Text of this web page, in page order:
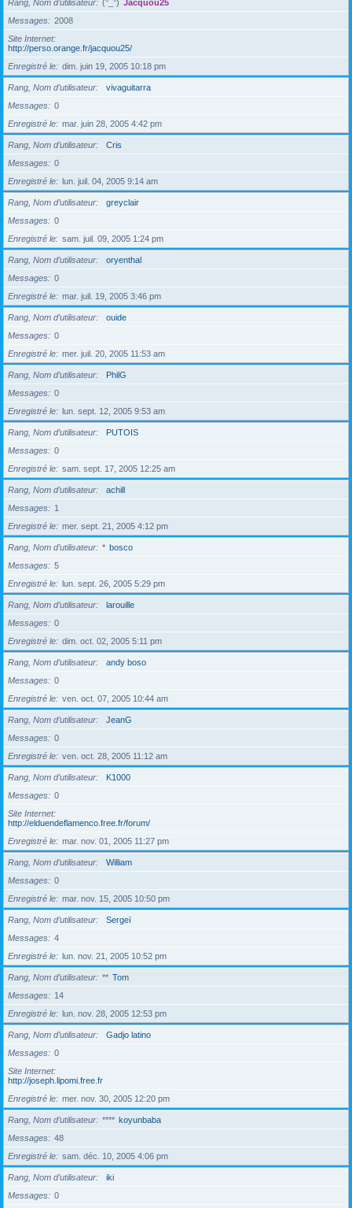
Rang, Nom d’utilisateur (°_°) Jacquou25
Messages
2008
Site Internet
http://perso.orange.fr/jacquou25/
Enregistré le
dim. juin 19, 2005 10:18 pm
Rang, Nom d’utilisateur
vivaguitarra
Messages
0
Enregistré le
mar. juin 28, 2005 4:42 pm
Rang, Nom d’utilisateur
Cris
Messages
0
Enregistré le
lun. juil. 04, 2005 9:14 am
Rang, Nom d’utilisateur
greyclair
Messages
0
Enregistré le
sam. juil. 09, 2005 1:24 pm
Rang, Nom d’utilisateur
oryenthal
Messages
0
Enregistré le
mar. juil. 19, 2005 3:46 pm
Rang, Nom d’utilisateur
ouide
Messages
0
Enregistré le
mer. juil. 20, 2005 11:53 am
Rang, Nom d’utilisateur
PhilG
Messages
0
Enregistré le
lun. sept. 12, 2005 9:53 am
Rang, Nom d’utilisateur
PUTOIS
Messages
0
Enregistré le
sam. sept. 17, 2005 12:25 am
Rang, Nom d’utilisateur
achill
Messages
1
Enregistré le
mer. sept. 21, 2005 4:12 pm
Rang, Nom d’utilisateur * bosco
Messages
5
Enregistré le
lun. sept. 26, 2005 5:29 pm
Rang, Nom d’utilisateur
larouille
Messages
0
Enregistré le
dim. oct. 02, 2005 5:11 pm
Rang, Nom d’utilisateur
andy boso
Messages
0
Enregistré le
ven. oct. 07, 2005 10:44 am
Rang, Nom d’utilisateur
JeanG
Messages
0
Enregistré le
ven. oct. 28, 2005 11:12 am
Rang, Nom d’utilisateur
K1000
Messages
0
Site Internet
http://elduendeflamenco.free.fr/forum/
Enregistré le
mar. nov. 01, 2005 11:27 pm
Rang, Nom d’utilisateur
William
Messages
0
Enregistré le
mar. nov. 15, 2005 10:50 pm
Rang, Nom d’utilisateur
Sergeï
Messages
4
Enregistré le
lun. nov. 21, 2005 10:52 pm
Rang, Nom d’utilisateur ** Tom
Messages
14
Enregistré le
lun. nov. 28, 2005 12:53 pm
Rang, Nom d’utilisateur
Gadjo latino
Messages
0
Site Internet
http://joseph.lipomi.free.fr
Enregistré le
mer. nov. 30, 2005 12:20 pm
Rang, Nom d’utilisateur **** koyunbaba
Messages
48
Enregistré le
sam. déc. 10, 2005 4:06 pm
Rang, Nom d’utilisateur
iki
Messages
0